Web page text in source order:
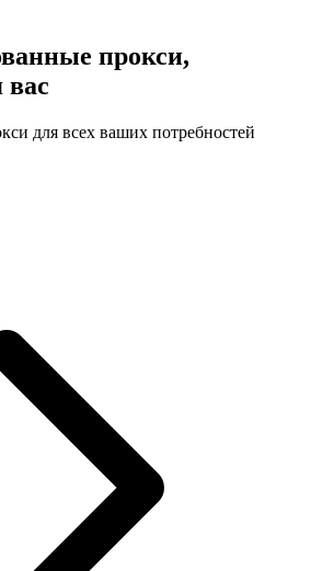
прокси,
вас
для всех ваших потребностей